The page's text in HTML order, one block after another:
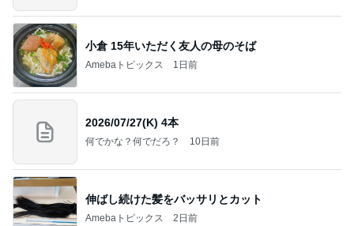
小倉 15年いただく友人の母のそば
Amebaトピックス 1日前
2026/07/27(K) 4本
何でかな？何でだろ？ 10日前
伸ばし続けた髪をバッサリとカット
Amebaトピックス 2日前